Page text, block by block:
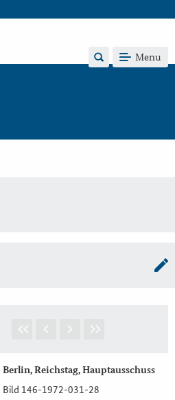
Menu
Berlin, Reichstag, Hauptausschuss
Bild 146-1972-031-28